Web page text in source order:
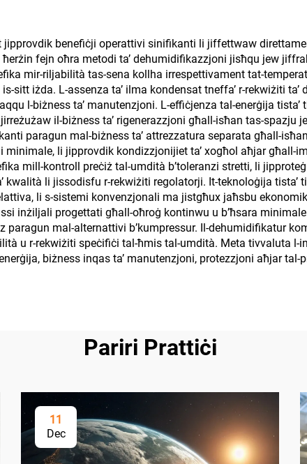
jipprovdik benefiċji operattivi sinifikanti li jiffettwaw
fejn oħra metodi ta’ dehumidifikazzjoni jisħqu jew
mir-riljabilità tas-sena kollha irrespettivament tat-
iżda. L-assenza ta’ ilma kondensat tneffa’ r-rekwiżiti ta’
l-biżness ta’ manutenzjoni. L-effiċjenza tal-enerġija
il-biżness ta’ rigenerazzjoni għall-isħan tas-
paragun mal-biżness ta’ attrezzatura separata għall-
minimale, li jipprovdik kondizzjonijiet ta’ xogħol aħjar għall-
mill-kontroll preċiż tal-umdità b’toleranzi stretti, li
kwalità li jissodisfu r-rekwiżiti regolatorji. It-teknoloġija
li s-sistemi konvenzjonali ma jistgħux jaħsbu
inżiljali progettati għall-oħroġ kontinwu u b’ħsara
mal-alternattivi b’kumpressur. Il-dehumidifikatur
u r-rekwiżiti speċifiċi tal-ħmis tal-umdità. Meta tivvaluta
biżness inqas ta’ manutenzjoni, protezzjoni aħjar
Pariri Prattiċi
11
Dec